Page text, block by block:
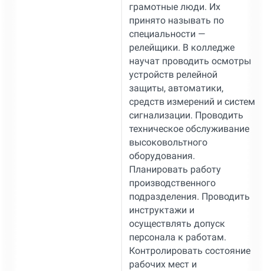
грамотные люди. Их
принято называть по
специальности —
релейщики. В колледже
научат проводить осмотры
устройств релейной
защиты, автоматики,
средств измерений и систем
сигнализации. Проводить
техническое обслуживание
высоковольтного
оборудования.
Планировать работу
производственного
подразделения. Проводить
инструктажи и
осуществлять допуск
персонала к работам.
Контролировать состояние
рабочих мест и